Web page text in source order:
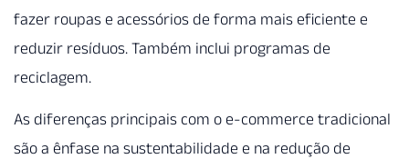
fazer roupas e acessórios de forma mais eficiente e
reduzir resíduos. Também inclui programas de
reciclagem.
As diferenças principais com o e-commerce tradicional
são a ênfase na sustentabilidade e na redução de